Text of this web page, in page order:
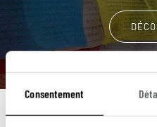
Consentement